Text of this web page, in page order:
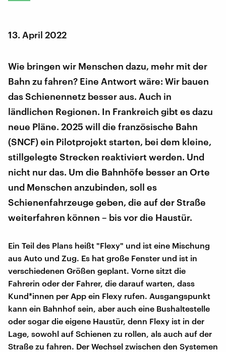
13. April 2022
Wie bringen wir Menschen dazu, mehr mit der
Bahn zu fahren? Eine Antwort wäre: Wir bauen
das Schienennetz besser aus. Auch in
ländlichen Regionen. In Frankreich gibt es dazu
neue Pläne. 2025 will die französische Bahn
(SNCF) ein Pilotprojekt starten, bei dem kleine,
stillgelegte Strecken reaktiviert werden. Und
nicht nur das. Um die Bahnhöfe besser an Orte
und Menschen anzubinden, soll es
Schienenfahrzeuge geben, die auf der Straße
weiterfahren können – bis vor die Haustür.
Ein Teil des Plans heißt "Flexy" und ist eine Mischung
aus Auto und Zug. Es hat große Fenster und ist in
verschiedenen Größen geplant. Vorne sitzt die
Fahrerin oder der Fahrer, die darauf warten, dass
Kund*innen per App ein Flexy rufen. Ausgangspunkt
kann ein Bahnhof sein, aber auch eine Bushaltestelle
oder sogar die eigene Haustür, denn Flexy ist in der
Lage, sowohl auf Schienen zu rollen, als auch auf der
Straße zu fahren. Der Wechsel zwischen den Systemen